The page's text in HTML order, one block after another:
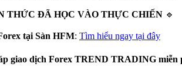
THỨC ĐÃ HỌC VÀO THỰC CHIẾN 🔹
tại Sàn HFM: Tìm hiểu ngay tại đây
giao dịch Forex TREND TRADING miễn